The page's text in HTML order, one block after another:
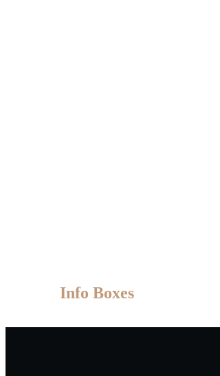
Info Boxes